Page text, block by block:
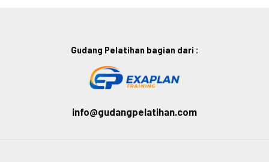
Gudang Pelatihan bagian dari :
info@gudangpelatihan.com